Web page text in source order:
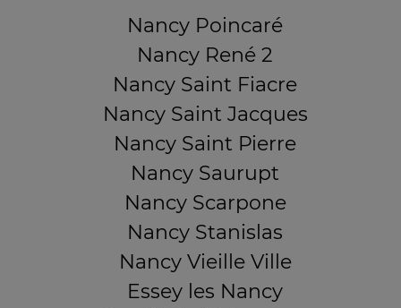
Nancy Poincaré
Nancy René 2
Nancy Saint Fiacre
Nancy Saint Jacques
Nancy Saint Pierre
Nancy Saurupt
Nancy Scarpone
Nancy Stanislas
Nancy Vieille Ville
Essey les Nancy